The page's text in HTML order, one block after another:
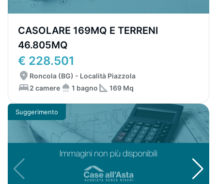
CASOLARE 169MQ E TERRENI
46.805MQ
€ 228.501
Roncola (BG) - Località Piazzola
2 camere
1 bagno 169 Mq
Suggerimento